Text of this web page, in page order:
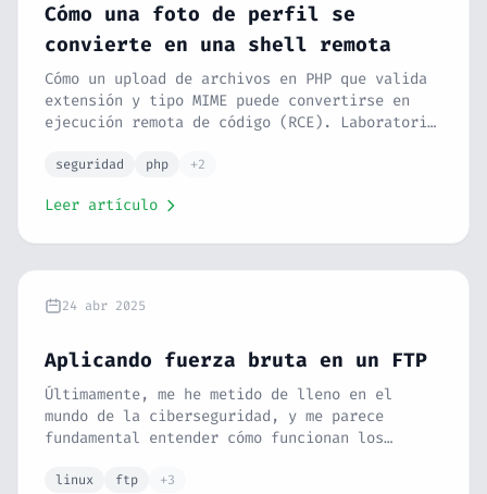
Cómo una foto de perfil se
convierte en una shell remota
Cómo un upload de archivos en PHP que valida
extensión y tipo MIME puede convertirse en
ejecución remota de código (RCE). Laboratorio
paso y las capas de defensa que lo paran de
seguridad php +2
Leer artículo
24 abr 2025
Aplicando fuerza bruta en un FTP
Últimamente, me he metido de lleno en el
mundo de la ciberseguridad, y me parece
fundamental entender cómo funcionan los
este post, te explico cómo realizar una
linux ftp +3